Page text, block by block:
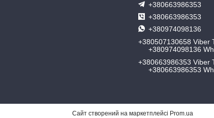
+380663986353
+380663986353
+380974098136
+380507130658 Viber
+380974098136
+380663986353 Viber
+380663986353
Сайт створений на маркетплейсі Prom.ua